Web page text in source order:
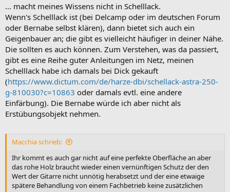
... macht meines Wissens nicht in Schelllack.
Wenn's Schelllack ist (bei Delcamp oder im deutschen Forum
oder Bernabe selbst klären), dann bietet sich auch ein
Geigenbauer an; die gibt es vielleicht häufiger in deiner Nähe.
Die sollten es auch können. Zum Verstehen, was da passiert,
gibt es eine Reihe guter Anleitungen im Netz, meinen
Schelllack habe ich damals bei Dick gekauft
(https://www.dictum.com/de/harze-dbi/schellack-astra-250-
g-810030?c=10863 oder damals evtl. eine andere
Einfärbung). Die Bernabe würde ich aber nicht als
Erstübungsobjekt nehmen.
Macchia schrieb:
Ihr kommt es auch gar nicht auf eine perfekte Oberfläche an aber
das rohe Holz braucht wieder einen vernünftigen Schutz der den
Wert der Gitarre nicht unnötig herabsetzt und der eine etwaige
spätere Behandlung von einem Fachbetrieb keine zusätzlichen